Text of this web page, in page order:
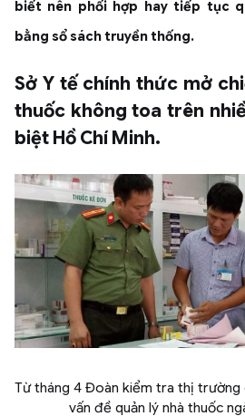
biết nên phối hợp hay tiếp tục
bằng sổ sách truyền thống.
Sở Y tế chính thức mở
thuốc không toa trên
biệt Hồ Chí Minh.
Từ tháng 4 Đoàn kiểm tra thị
vấn đề quản lý nhà thuốc